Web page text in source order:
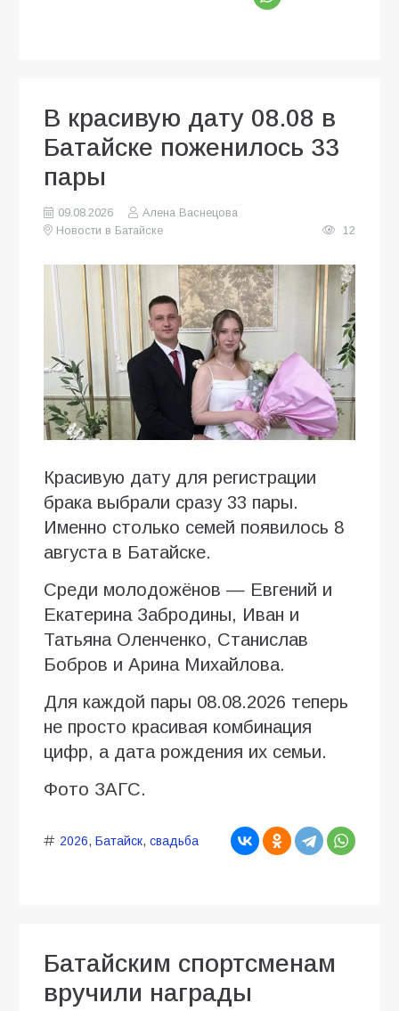
В красивую дату 08.08 в
Батайске поженилось 33
пары
09.08.2026
Алена Васнецова
Новости в Батайске
12
Красивую дату для регистрации
брака выбрали сразу 33 пары.
Именно столько семей появилось 8
августа в Батайске.
Среди молодожёнов — Евгений и
Екатерина Забродины, Иван и
Татьяна Оленченко, Станислав
Бобров и Арина Михайлова.
Для каждой пары 08.08.2026 теперь
не просто красивая комбинация
цифр, а дата рождения их семьи.
Фото ЗАГС.
2026, Батайск, свадьба
Батайским спортсменам
вручили награды